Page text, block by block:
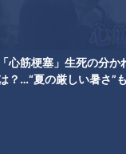
「心筋梗塞」生死の分か
？…“夏の厳しい暑さ”
って飲んでもいい
はよう！うんこ先生